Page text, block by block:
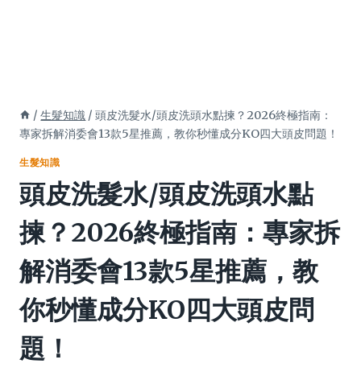
/ 生髮知識 / 頭皮洗髮水/頭皮洗頭水點揀？2026終極指南：
專家拆解消委會13款5星推薦，教你秒懂成分KO四大頭皮問題！
生髮知識
頭皮洗髮水/頭皮洗頭水點
揀？2026終極指南：專家拆
解消委會13款5星推薦，教
你秒懂成分KO四大頭皮問
題！